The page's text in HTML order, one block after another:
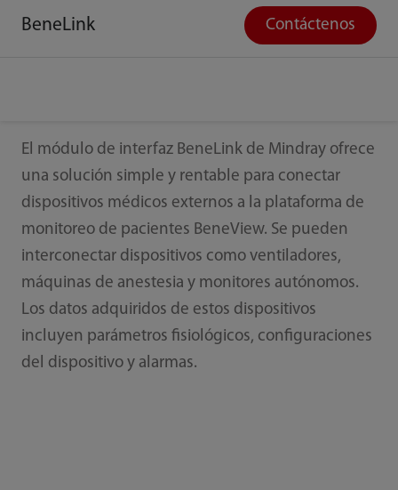
BeneLink Contáctenos
El módulo de interfaz BeneLink de Mindray ofrece
una solución simple y rentable para conectar
dispositivos médicos externos a la plataforma de
monitoreo de pacientes BeneView. Se pueden
interconectar dispositivos como ventiladores,
máquinas de anestesia y monitores autónomos.
Los datos adquiridos de estos dispositivos
incluyen parámetros fisiológicos, configuraciones
del dispositivo y alarmas.